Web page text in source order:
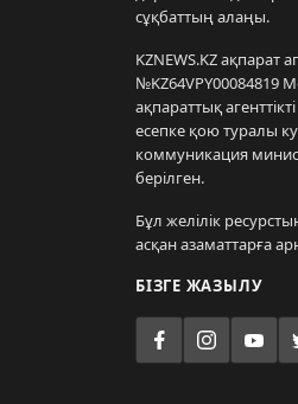
сұқбаттың алаңы.
KZNEWS.KZ ақпарат
№KZ64VPY00084819
ақпараттық
есепке қою туралы
коммуникация
берілген.
Бұл желілік
асқан азаматтарға
БІЗГЕ ЖАЗЫЛУ